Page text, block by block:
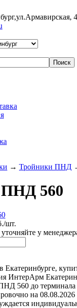
→ Тройники ПНД
560
шт.
у
ИнтерАрм
560 до терминала
на 08.08.2026